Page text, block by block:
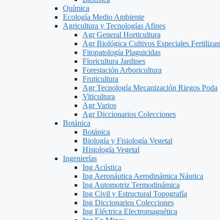
Química
Ecología Medio Ambiente
Agricultura y Tecnologías Afines
Agr General Horticultura
Agr Biológica Cultivos Especiales
Fitopatología Plaguicidas
Floricultura Jardines
Forestación Arboricultura
Fruticultura
Agr Tecnología Mecanización Riegos Poda
Viticultura
Agr Varios
Agr Diccionarios Colecciones
Botánica
Botánica
Biología y Fisiología Vegetal
Histología Vegetal
Ingenierías
Ing Acústica
Ing Aeronáutica Aerodinámica Náutica
Ing Automotriz Termodinámica
Ing Civil y Estructural Topografía
Ing Diccionarios Colecciones
Ing Eléctrica Electromagnética